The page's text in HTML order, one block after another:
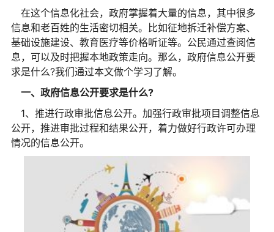
在这个信息化社会，政府掌握着大量的信息，其中很多
信息和老百姓的生活密切相关。比如征地拆迁补偿方案、
基础设施建设、教育医疗等价格听证等。公民通过查阅信
息，可以及时把握本地政策走向。那么，政府信息公开要
求是什么?我们通过本文做个学习了解。
一、政府信息公开要求是什么?
1、推进行政审批信息公开。加强行政审批项目调整信息
公开，推进审批过程和结果公开，着力做好行政许可办理
情况的信息公开。